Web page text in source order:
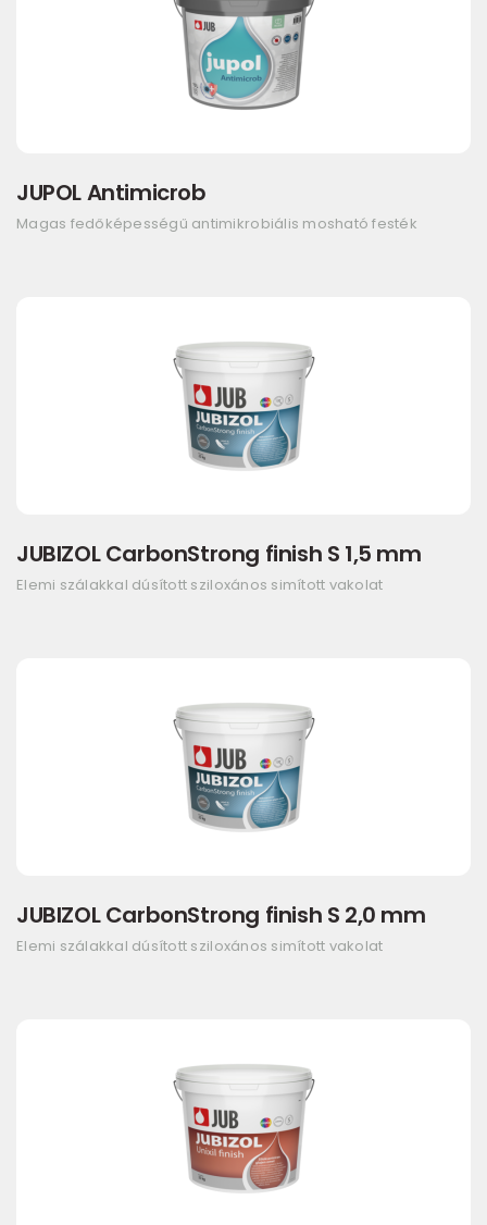
JUPOL Antimicrob
Magas fedőképességű antimikrobiális mosható festék
JUBIZOL CarbonStrong finish S 1,5 mm
Elemi szálakkal dúsított sziloxános simított vakolat
JUBIZOL CarbonStrong finish S 2,0 mm
Elemi szálakkal dúsított sziloxános simított vakolat